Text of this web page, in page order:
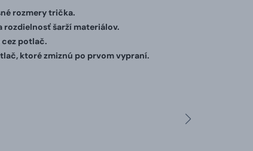
rozmery trička.
rozdielnosť šarží materiálov.
cez potlač.
ktoré zmiznú po prvom vypraní.